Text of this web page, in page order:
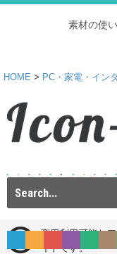
素材の使
HOME > PC・家電・イン
商用利用可能な
イトです。